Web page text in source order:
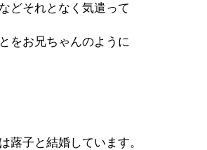
どそれとなく気遣って
をお兄ちゃんのように
蕗子と結婚しています。